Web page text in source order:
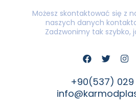
Możesz skontaktować się z
naszych danych
Zadzwonimy tak szybko,
+90(537) 029